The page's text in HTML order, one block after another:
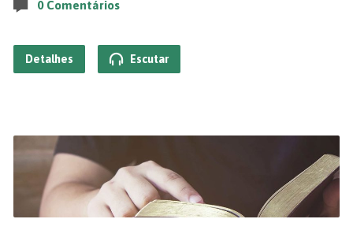
0 Comentários
Detalhes Escutar